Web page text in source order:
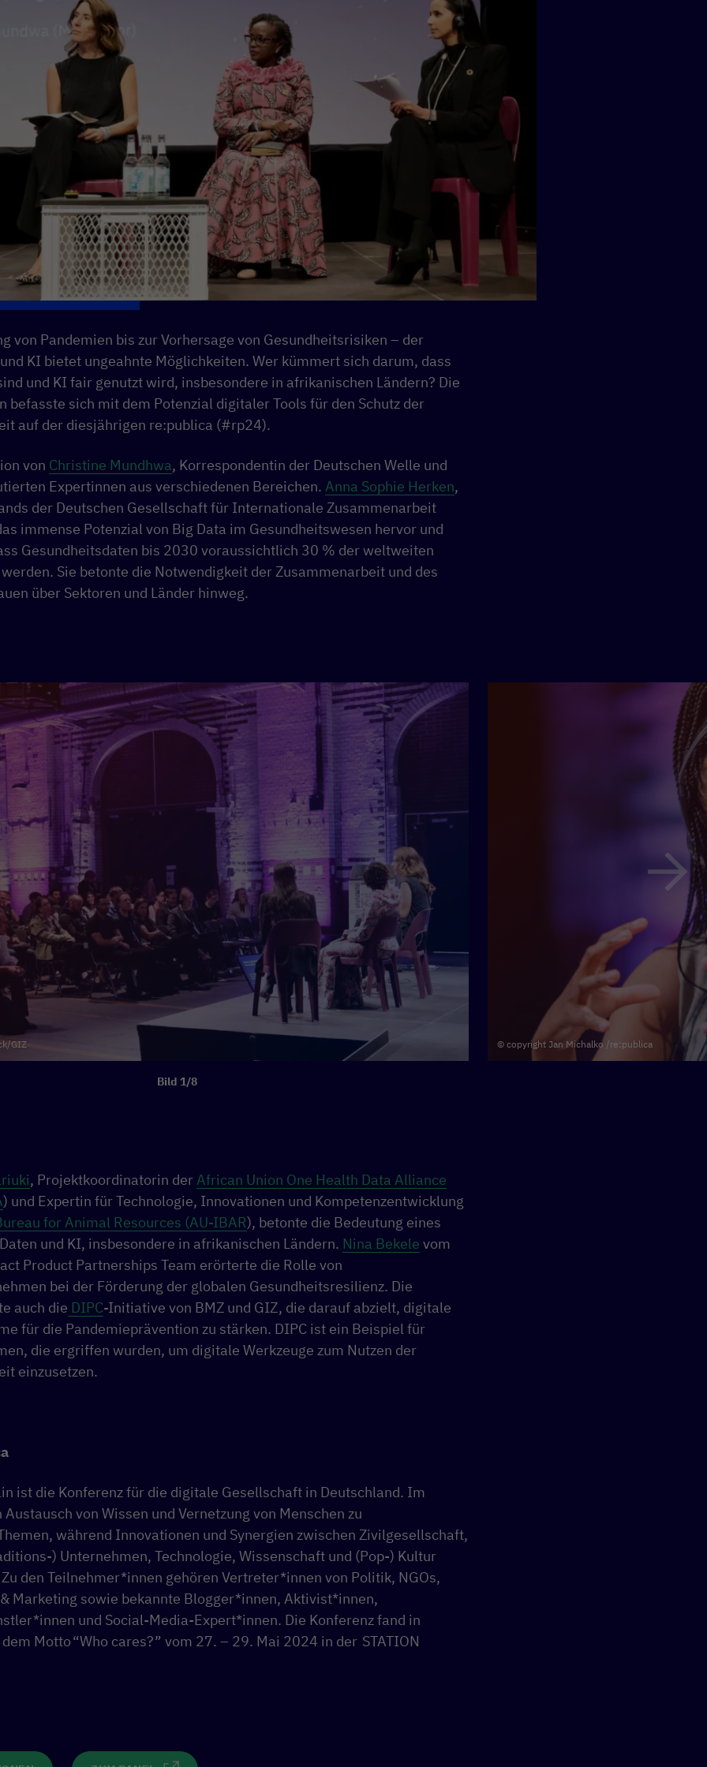
von Pandemien bis zur Vorhersage von Gesundheitsrisiken – der
KI bietet ungeahnte Möglichkeiten. Wer kümmert sich darum, dass
und KI fair genutzt wird, insbesondere in afrikanischen Ländern? Die
befasste sich mit dem Potenzial digitaler Tools für den Schutz der
auf der diesjährigen re:publica (#rp24).
von Christine Mundhwa, Korrespondentin der Deutschen Welle und
Expertinnen aus verschiedenen Bereichen. Anna Sophie Herken,
der Deutschen Gesellschaft für Internationale Zusammenarbeit
immense Potenzial von Big Data im Gesundheitswesen hervor und
Gesundheitsdaten bis 2030 voraussichtlich 30 % der weltweiten
Sie betonte die Notwendigkeit der Zusammenarbeit und des
über Sektoren und Länder hinweg.
GIZ © copyright Jan Michalko /re:publica
Bild 1/8
, Projektkoordinatorin derAfrican Union One Health Data Alliance
) und Expertin für Technologie, Innovationen und Kompetenzentwicklung
for Animal Resources (AU-IBAR), betonte die Bedeutung eines
und KI, insbesondere in afrikanischen Ländern. Nina Bekele vom
Product Partnerships Team erörterte die Rolle von
bei der Förderung der globalen Gesundheitsresilienz. Die
auch die DIPC-Initiative von BMZ und GIZ, die darauf abzielt, digitale
für die Pandemieprävention zu stärken. DIPC ist ein Beispiel für
die ergriffen wurden, um digitale Werkzeuge zum Nutzen der
einzusetzen.
ist die Konferenz für die digitale Gesellschaft in Deutschland. Im
von Wissen und Vernetzung von Menschen zu
während Innovationen und Synergien zwischen Zivilgesellschaft,
) Unternehmen, Technologie, Wissenschaft und (Pop-) Kultur
den Teilnehmer*innen gehören Vertreter*innen von Politik, NGOs,
Marketing sowie bekannte Blogger*innen, Aktivist*innen,
und Social-Media-Expert*innen. Die Konferenz fand in
Motto “Who cares?” vom 27. – 29. Mai 2024 in der STATION